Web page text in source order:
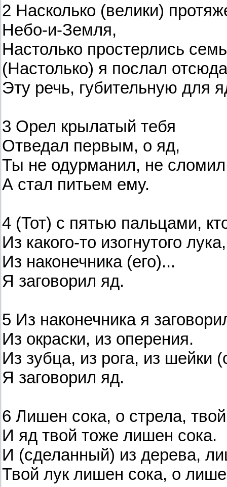
2 Насколько (велики)
Небо-и-Земля,
Настолько простерлись
(Настолько) я послал
Эту речь, губительную для
3 Орел крылатый тебя
Отведал первым, о яд,
Ты не одурманил, не сломил
А стал питьем ему.
4 (Тот) с пятью пальцами,
Из какого-то изогнутого
Из наконечника (его)...
Я заговорил яд.
5 Из наконечника я
Из окраски, из оперения.
Из зубца, из рога, из шейки
Я заговорил яд.
6 Лишен сока, о стрела,
И яд твой тоже лишен сока.
И (сделанный) из дерева,
Твой лук лишен сока, о